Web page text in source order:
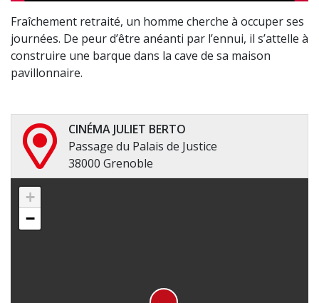
Fraîchement retraité, un homme cherche à occuper ses
journées. De peur d’être anéanti par l’ennui, il s’attelle à
construire une barque dans la cave de sa maison
pavillonnaire.
CINÉMA JULIET BERTO
Passage du Palais de Justice
38000 Grenoble
+
−